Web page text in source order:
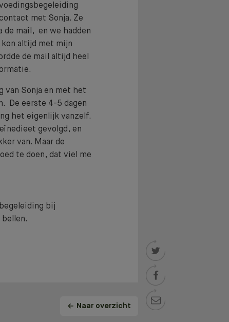
met Sonja. Ze
de mail, en we hadden
altijd met mijn
de mail altijd heel
van Sonja en met het
De eerste 4-5 dagen
het eigenlijk vanzelf.
gevolgd, en
van. Maar de
te doen, dat viel me
mee.
bij



Naar overzicht
TEST!